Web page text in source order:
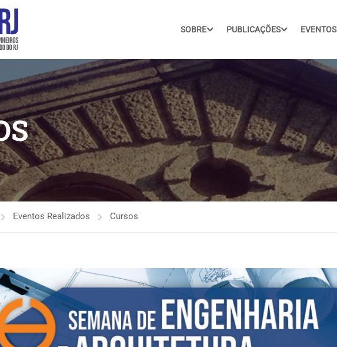
SOBRE PUBLICAÇÕES EVENTOS
Eventos Realizados Cursos